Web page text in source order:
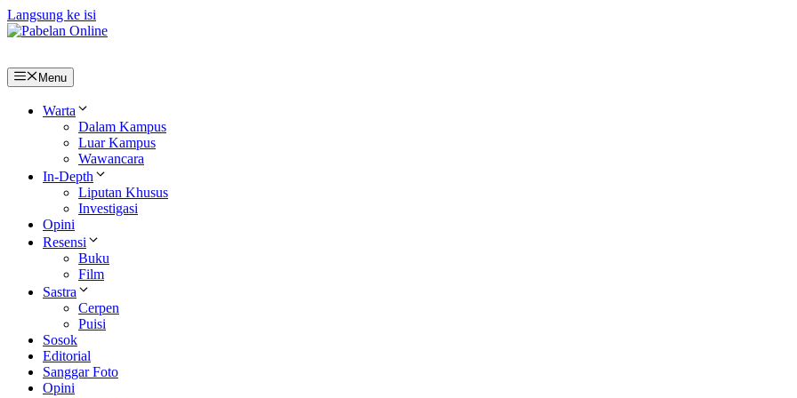
Langsung ke isi
Menu
Warta
Dalam Kampus
Luar Kampus
Wawancara
In-Depth
Liputan Khusus
Investigasi
Opini
Resensi
Buku
Film
Sastra
Cerpen
Puisi
Sosok
Editorial
Sanggar Foto
Opini